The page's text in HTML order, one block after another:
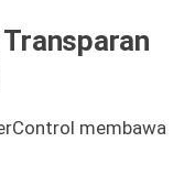
membawa